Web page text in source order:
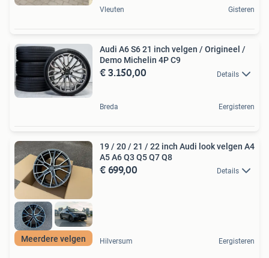
Vleuten Gisteren
Audi A6 S6 21 inch velgen / Origineel /
Demo Michelin 4P C9
€ 3.150,00 Details
Breda Eergisteren
Meerdere velgen
19 / 20 / 21 / 22 inch Audi look velgen A4
A5 A6 Q3 Q5 Q7 Q8
€ 699,00 Details
Hilversum Eergisteren